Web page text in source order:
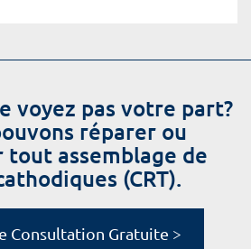
voyez pas votre part?
réparer ou
tout assemblage de
(CRT).
Consultation Gratuite >